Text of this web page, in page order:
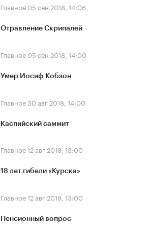
Главное 05 сен 2018, 14:06
Отравление Скрипалей
Главное 05 сен 2018, 14:00
Умер Иосиф Кобзон
Главное30 авг 2018, 14:00
Каспийский саммит
Главное12 авг 2018, 13:00
18 лет гибели «Курска»
Главное12 авг 2018, 13:00
Пенсионный вопрос